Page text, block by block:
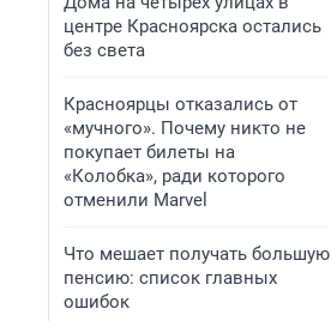
центре Красноярска остались
без света
Красноярцы отказались от
«мучного». Почему никто не
покупает билеты на
«Колобка», ради которого
отменили Marvel
Что мешает получать большую
пенсию: список главных
ошибок